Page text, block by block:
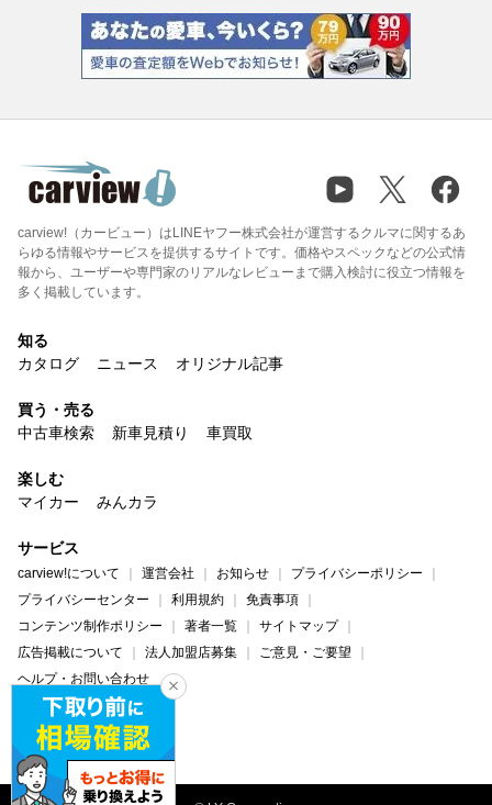
carview!（カービュー）はLINEヤフー株式会社が運営するクルマに関するあ
らゆる情報やサービスを提供するサイトです。価格やスペックなどの公式情
報から、ユーザーや専門家のリアルなレビューまで購入検討に役立つ情報を
多く掲載しています。
知る
カタログ
ニュース オリジナル記事
買う・売る
中古車検索
新車見積り 車買取
楽しむ
マイカー
みんカラ
サービス
carview!について 運営会社 お知らせ
プライバシーポリシー
プライバシーセンター
利用規約
免責事項
コンテンツ制作ポリシー
著者一覧
サイトマップ
広告掲載について
法人加盟店募集
ご意見・ご要望
ヘルプ・お問い合わせ
carview! Yahoo! JAPAN